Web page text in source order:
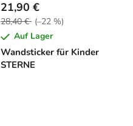
Wandsticker für Kinder
STERNE
21,90 €
28,40 € (–22 %)
Auf Lager